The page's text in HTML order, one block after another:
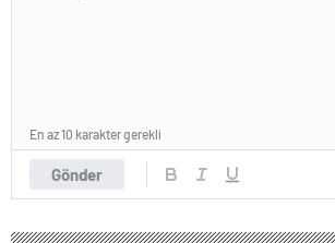
Gönder
En az 10 karakter gerekli